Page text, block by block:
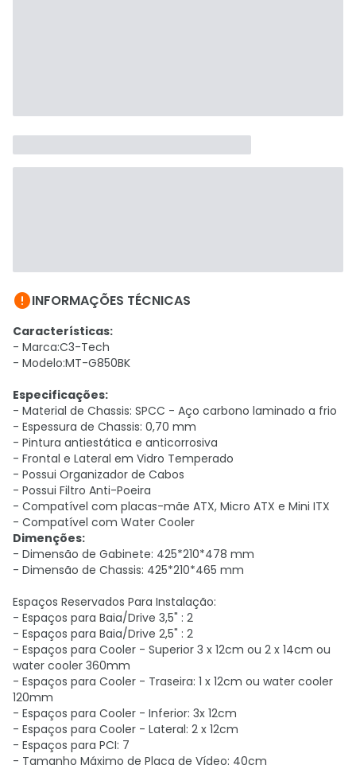
INFORMAÇÕES TÉCNICAS
Características:
- Marca:C3-Tech
- Modelo:MT-G850BK
Especificações:
- Material de Chassis: SPCC - Aço carbono laminado a frio
- Espessura de Chassis: 0,70 mm
- Pintura antiestática e anticorrosiva
- Frontal e Lateral em Vidro Temperado
- Possui Organizador de Cabos
- Possui Filtro Anti-Poeira
- Compatível com placas-mãe ATX, Micro ATX e Mini ITX
- Compatível com Water Cooler
Dimenções:
- Dimensão de Gabinete: 425*210*478 mm
- Dimensão de Chassis: 425*210*465 mm
Espaços Reservados Para Instalação:
- Espaços para Baia/Drive 3,5" : 2
- Espaços para Baia/Drive 2,5" : 2
- Espaços para Cooler - Superior 3 x 12cm ou 2 x 14cm ou
water cooler 360mm
- Espaços para Cooler - Traseira: 1 x 12cm ou water cooler
120mm
- Espaços para Cooler - Inferior: 3x 12cm
- Espaços para Cooler - Lateral: 2 x 12cm
- Espaços para PCI: 7
- Tamanho Máximo de Placa de Vídeo: 40cm